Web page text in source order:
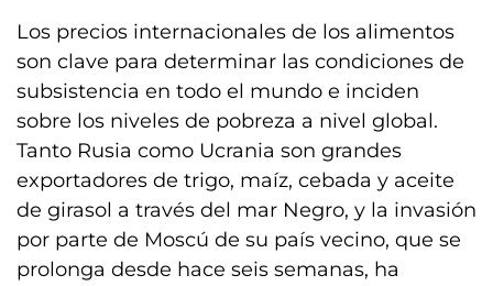
Los precios internacionales de los alimentos
son clave para determinar las condiciones de
subsistencia en todo el mundo e inciden
sobre los niveles de pobreza a nivel global.
Tanto Rusia como Ucrania son grandes
exportadores de trigo, maíz, cebada y aceite
de girasol a través del mar Negro, y la invasión
por parte de Moscú de su país vecino, que se
prolonga desde hace seis semanas, ha